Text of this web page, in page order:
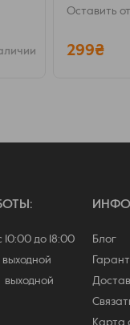
Оставить
299₴
до 18:00
выходной
Блог
Карта